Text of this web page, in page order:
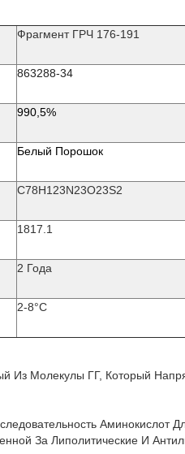
Фрагмент ГРЧ 176-191
863288-34
990,5%
Белый Порошок
C78H123N23O23S2
1817.1
2 Года
2-8°C
Из Молекулы ГГ, Который
За Липолитические И